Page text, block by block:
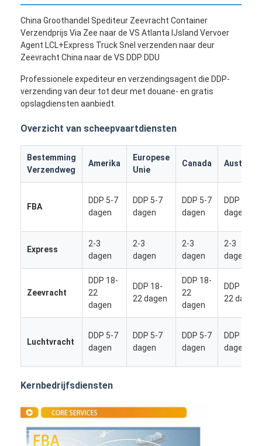
China Groothandel Spediteur Zeevracht Container
Verzendprijs Via Zee naar de VS Atlanta IJsland Vervoer
Agent LCL+Express Truck Snel verzenden naar deur
Zeevracht China naar de VS DDP DDU
Professionele expediteur en verzendingsagent die DDP-
verzending van deur tot deur met douane- en gratis
opslagdiensten aanbiedt.
Overzicht van scheepvaartdiensten
Bestemming
Verzendweg
Amerika
Europese
Unie
Canada Australië
FBA
DDP 5-7
dagen
DDP 5-7
dagen
DDP 5-7
dagen
DDP 5-7
dagen
Express
2-3
dagen
2-3
dagen
2-3
dagen
2-3
dagen
Zeevracht
DDP 18-
22
dagen
DDP 18-
22 dagen
DDP 18-
22
dagen
DDP 18-
22 dagen
Luchtvracht
DDP 5-7
dagen
DDP 5-7
dagen
DDP 5-7
dagen
DDP 5-7
dagen
Kernbedrijfsdiensten